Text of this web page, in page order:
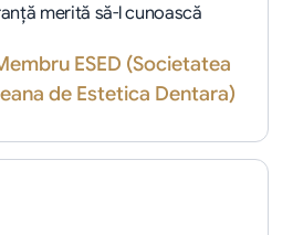
merită să-l cunoască
ESED (Societatea
de Estetica Dentara)